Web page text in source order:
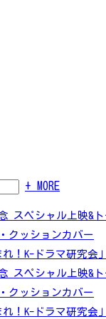
+ MORE
スペシャル上映&
クッションカバー
！K-ドラマ研究会」
スペシャル上映&
クッションカバー
！K-ドラマ研究会」